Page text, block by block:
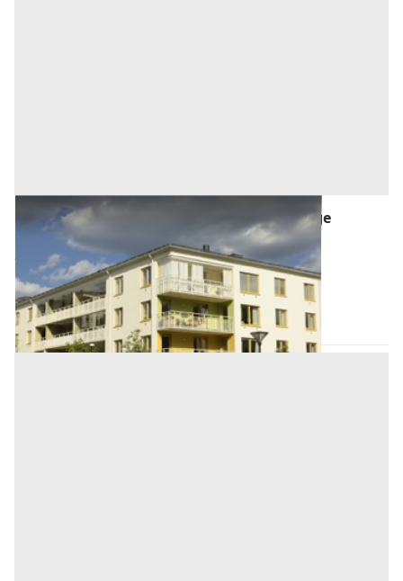
Asta Bilocale con terrazza, cantina e garage
Abano Terme (Padova)
Offerta minima
81.750 € 109.000 €
Codice asta: AI372481
Asta chiusa